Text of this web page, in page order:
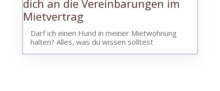
Darf ich einen Hund in meiner Mietwohnung
halten? Alles, was du wissen solltest